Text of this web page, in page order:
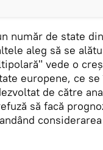
număr de state
aleg să se
vede o
europene, ce se
de către
să facă